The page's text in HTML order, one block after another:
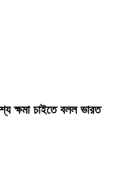
ক্ষমা চাইতে বলল ভারত